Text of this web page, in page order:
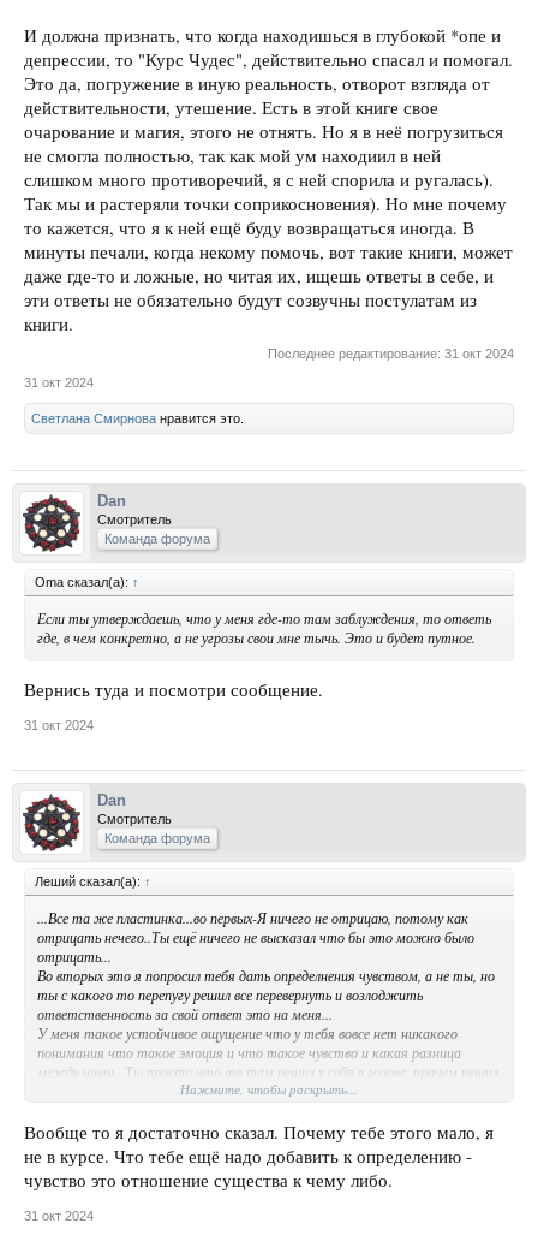
И должна признать, что когда находишься в глубокой *опе и
депрессии, то "Курс Чудес", действительно спасал и помогал.
Это да, погружение в иную реальность, отворот взгляда от
действительности, утешение. Есть в этой книге свое
очарование и магия, этого не отнять. Но я в неё погрузиться
не смогла полностью, так как мой ум находиил в ней
слишком много противоречий, я с ней спорила и ругалась).
Так мы и растеряли точки соприкосновения). Но мне почему
то кажется, что я к ней ещё буду возвращаться иногда. В
минуты печали, когда некому помочь, вот такие книги, может
даже где-то и ложные, но читая их, ищешь ответы в себе, и
эти ответы не обязательно будут созвучны постулатам из
книги.
Последнее редактирование: 31 окт 2024
31 окт 2024
Светлана Смирнова нравится это.
Dan
Смотритель
Команда форума
Oma сказал(а): ↑
Если ты утверждаешь, что у меня где-то там заблуждения, то ответь
где, в чем конкретно, а не угрозы свои мне тычь. Это и будет путное.
Вернись туда и посмотри сообщение.
31 окт 2024
Dan
Смотритель
Команда форума
Леший сказал(а): ↑
...Все та же пластинка...во первых-Я ничего не отрицаю, потому как
отрицать нечего..Ты ещё ничего не высказал что бы это можно было
отрицать...
Во вторых это я попросил тебя дать определнения чувством, а не ты, но
ты с какого то перепугу решил все перевернуть и возлоджить
ответственность за свой ответ это на меня...
У меня такое устойчивое ощущение что у тебя вовсе нет никакого
понимания что такое эмоция и что такое чувство и какая разница
между ними...Ты просто что то там решил у себя в голове, причем решил
безосновательно...просто тебе так захотелось...
Нажмите, чтобы раскрыть...
Вообще то я достаточно сказал. Почему тебе этого мало, я
не в курсе. Что тебе ещё надо добавить к определению -
чувство это отношение существа к чему либо.
31 окт 2024